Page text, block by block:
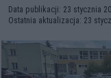
Data publikacji: 23 stycznia
Ostatnia aktualizacja: 23